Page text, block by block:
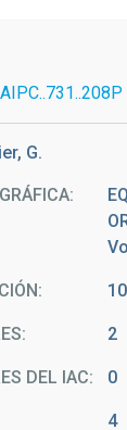
G.
10
2
DEL IAC 0
4